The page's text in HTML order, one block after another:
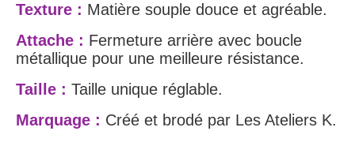
Texture : Matière souple douce et agréable.
Attache : Fermeture arrière avec boucle
métallique pour une meilleure résistance.
Taille : Taille unique réglable.
Marquage : Créé et brodé par Les Ateliers K.